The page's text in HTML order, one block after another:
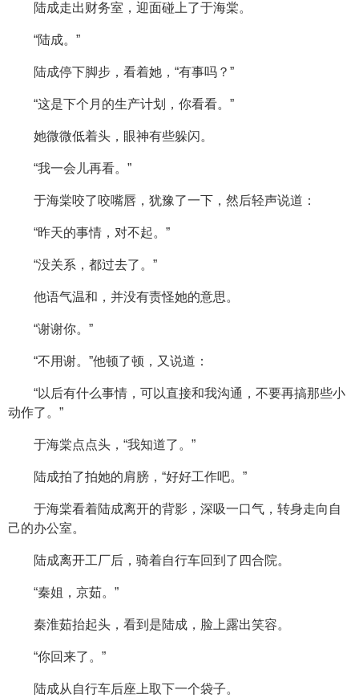
陆成走出财务室，迎面碰上了于海棠。
“陆成。”
陆成停下脚步，看着她，“有事吗？”
“这是下个月的生产计划，你看看。”
她微微低着头，眼神有些躲闪。
“我一会儿再看。”
于海棠咬了咬嘴唇，犹豫了一下，然后轻声说道：
“昨天的事情，对不起。”
“没关系，都过去了。”
他语气温和，并没有责怪她的意思。
“谢谢你。”
“不用谢。”他顿了顿，又说道：
“以后有什么事情，可以直接和我沟通，不要再搞那些小
动作了。”
于海棠点点头，“我知道了。”
陆成拍了拍她的肩膀，“好好工作吧。”
于海棠看着陆成离开的背影，深吸一口气，转身走向自
己的办公室。
陆成离开工厂后，骑着自行车回到了四合院。
“秦姐，京茹。”
秦淮茹抬起头，看到是陆成，脸上露出笑容。
“你回来了。”
陆成从自行车后座上取下一个袋子。